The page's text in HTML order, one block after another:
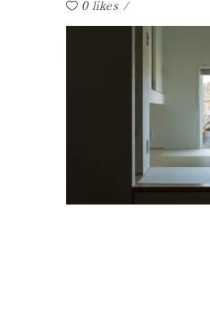
0 likes